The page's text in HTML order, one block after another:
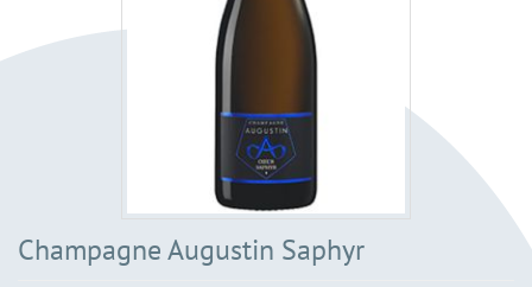
Champagne Augustin Saphyr